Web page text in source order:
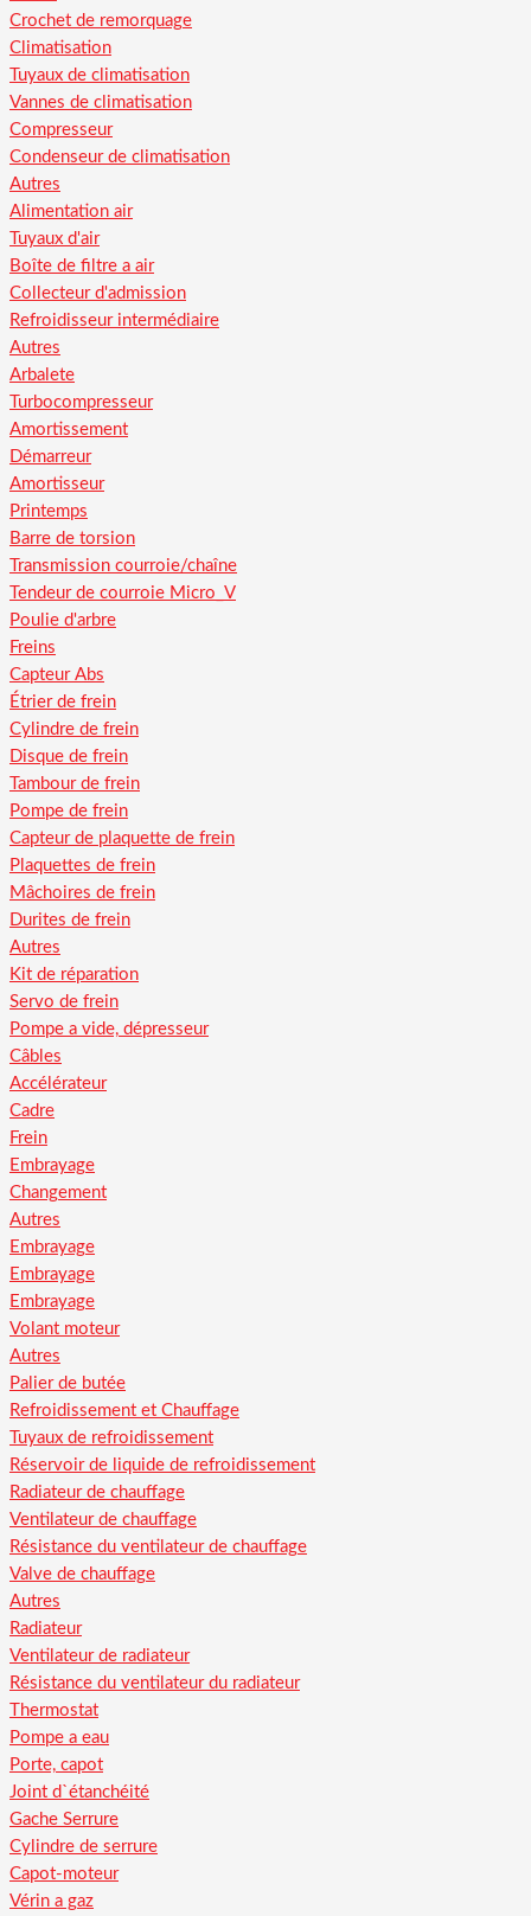
Crochet de remorquage
Climatisation
Tuyaux de climatisation
Vannes de climatisation
Compresseur
Condenseur de climatisation
Autres
Alimentation air
Tuyaux d'air
Boîte de filtre a air
Collecteur d'admission
Refroidisseur intermédiaire
Autres
Arbalete
Turbocompresseur
Amortissement
Démarreur
Amortisseur
Printemps
Barre de torsion
Transmission courroie/chaîne
Tendeur de courroie Micro_V
Poulie d'arbre
Freins
Capteur Abs
Étrier de frein
Cylindre de frein
Disque de frein
Tambour de frein
Pompe de frein
Capteur de plaquette de frein
Plaquettes de frein
Mâchoires de frein
Durites de frein
Autres
Kit de réparation
Servo de frein
Pompe a vide, dépresseur
Câbles
Accélérateur
Cadre
Frein
Embrayage
Changement
Autres
Embrayage
Embrayage
Embrayage
Volant moteur
Autres
Palier de butée
Refroidissement et Chauffage
Tuyaux de refroidissement
Réservoir de liquide de refroidissement
Radiateur de chauffage
Ventilateur de chauffage
Résistance du ventilateur de chauffage
Valve de chauffage
Autres
Radiateur
Ventilateur de radiateur
Résistance du ventilateur du radiateur
Thermostat
Pompe a eau
Porte, capot
Joint d`étanchéité
Gache Serrure
Cylindre de serrure
Capot-moteur
Vérin a gaz